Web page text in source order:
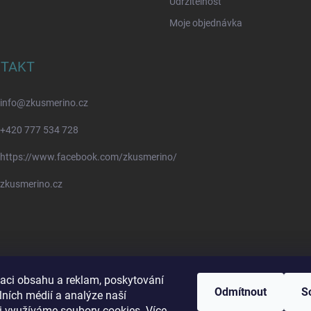
obsahu a reklam, poskytování
médií a analýze naší
Odmítnout
Moje objednávka
info@zkusmerino.cz
+420 777 534 728
https://www.facebook.com/zkusmerino/
zkusmerino.cz